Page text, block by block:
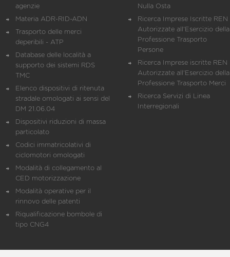
agenzie
Materia ADR-RID-ADN
Trasporto delle merci
deperibili - ATP
Database delle località a
supporto dei sistemi RDS
TMC
Elenco dispositivi di ritenuta
stradale omologati ai sensi del
DM 21.06.04
Dispositivi riduzioni di massa
particolato
Codici immatricolativi di
ciclomotori omologati
Modalità di collegamento al
CED motorizzazione
Modalità operative per il
rinnovo delle patenti
Riqualificazione bombole di
tipo CNG4
Nulla Osta
Ricerca Imprese Iscritte REN
Autorizzate all'Esercizio della
Professione Trasporto
Persone
Ricerca Imprese iscritte REN
Autorizzate all'Esercizio della
Professione Trasporto Merci
Ricerca Servizi di Linea
Interregionali